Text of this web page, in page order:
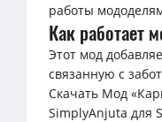
работы
Как работает
Этот мод
связанную с
Скачать Мод
SimplyAnjuta для